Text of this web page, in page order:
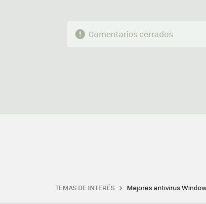
Comentarios cerrados
TEMAS DE INTERÉS Mejores antivirus